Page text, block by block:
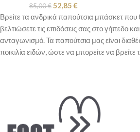
85,00€ 52,85 €
Βρείτε τα ανδρικά παπούτσια μπάσκετ
βελτιώσετε τις επιδόσεις σας στο γήπεδο
ανταγωνισμό. Τα παπούτσια μας είναι
ποικιλία ειδών, ώστε να μπορείτε να βρείτε